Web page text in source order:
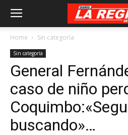
Home Sin categoría
Sin categoría
General
caso de niño
buscando»…